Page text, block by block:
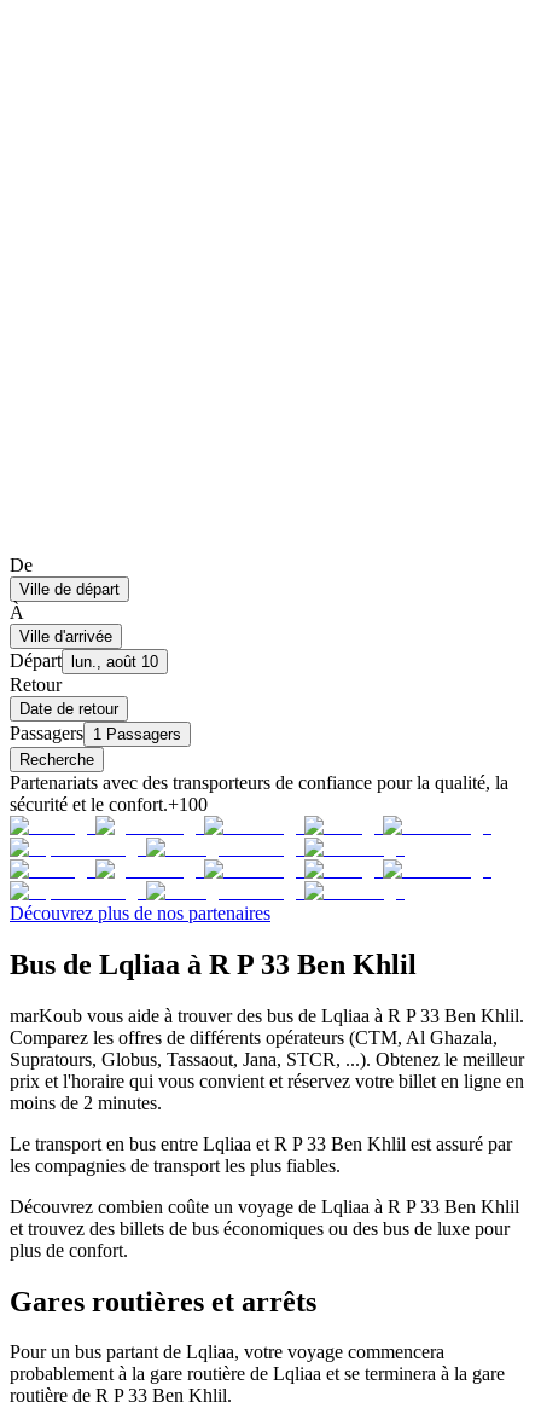
De
Ville de départ
À
Ville d'arrivée
Départ lun., août 10
Retour
Date de retour
Passagers 1 Passagers
Recherche
Partenariats avec des transporteurs de confiance pour la qualité, la
sécurité et le confort.+100
Découvrez plus de nos partenaires
Bus de Lqliaa à R P 33 Ben Khlil
marKoub vous aide à trouver des bus de Lqliaa à R P 33 Ben Khlil.
Comparez les offres de différents opérateurs (CTM, Al Ghazala,
Supratours, Globus, Tassaout, Jana, STCR, ...). Obtenez le meilleur
prix et l'horaire qui vous convient et réservez votre billet en ligne en
moins de 2 minutes.
Le transport en bus entre Lqliaa et R P 33 Ben Khlil est assuré par
les compagnies de transport les plus fiables.
Découvrez combien coûte un voyage de Lqliaa à R P 33 Ben Khlil
et trouvez des billets de bus économiques ou des bus de luxe pour
plus de confort.
Gares routières et arrêts
Pour un bus partant de Lqliaa, votre voyage commencera
probablement à la gare routière de Lqliaa et se terminera à la gare
routière de R P 33 Ben Khlil.